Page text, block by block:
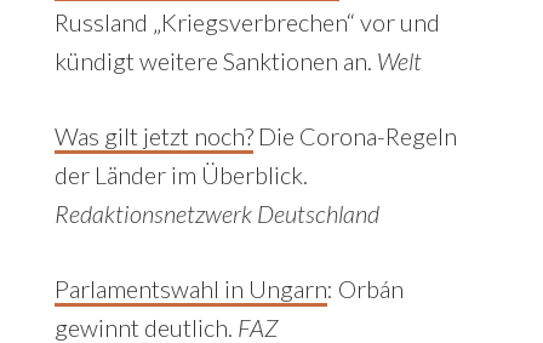
Russland „Kriegsverbrechen“ vor und
kündigt weitere Sanktionen an. Welt
Was gilt jetzt noch? Die Corona-Regeln
der Länder im Überblick.
Redaktionsnetzwerk Deutschland
Parlamentswahl in Ungarn: Orbán
gewinnt deutlich. FAZ